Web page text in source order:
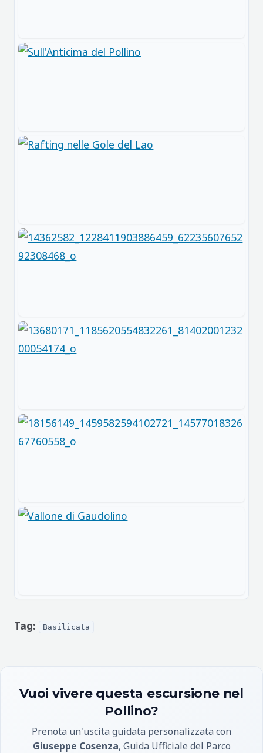
Tag: Basilicata
Vuoi vivere questa escursione nel
Pollino?
Prenota un'uscita guidata personalizzata con
Giuseppe Cosenza, Guida Ufficiale del Parco